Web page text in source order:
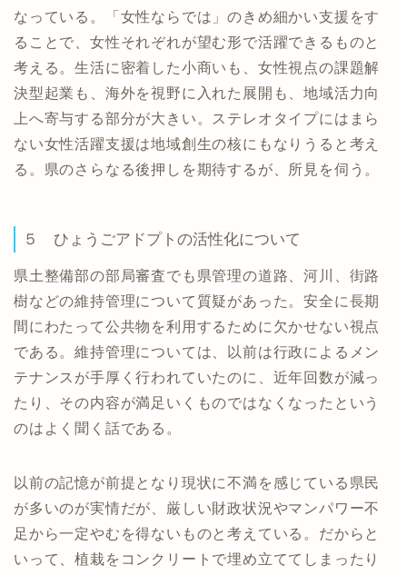
なっている。「女性ならでは」のきめ細かい支援をす
ることで、女性それぞれが望む形で活躍できるものと
考える。生活に密着した小商いも、女性視点の課題解
決型起業も、海外を視野に入れた展開も、地域活力向
上へ寄与する部分が大きい。ステレオタイプにはまら
ない女性活躍支援は地域創生の核にもなりうると考え
る。県のさらなる後押しを期待するが、所見を伺う。
５ ひょうごアドプトの活性化について
県土整備部の部局審査でも県管理の道路、河川、街路
樹などの維持管理について質疑があった。安全に長期
間にわたって公共物を利用するために欠かせない視点
である。維持管理については、以前は行政によるメン
テナンスが手厚く行われていたのに、近年回数が減っ
たり、その内容が満足いくものではなくなったという
のはよく聞く話である。
以前の記憶が前提となり現状に不満を感じている県民
が多いのが実情だが、厳しい財政状況やマンパワー不
足から一定やむを得ないものと考えている。だからと
いって、植栽をコンクリートで埋め立ててしまったり